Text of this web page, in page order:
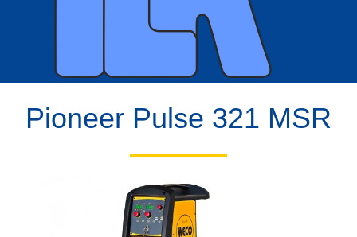
Pioneer Pulse 321 MSR